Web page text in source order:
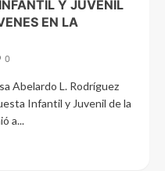
Y JUVENIL
EN LA
0
Abelardo L. Rodríguez
Infantil y Juvenil de la
a...